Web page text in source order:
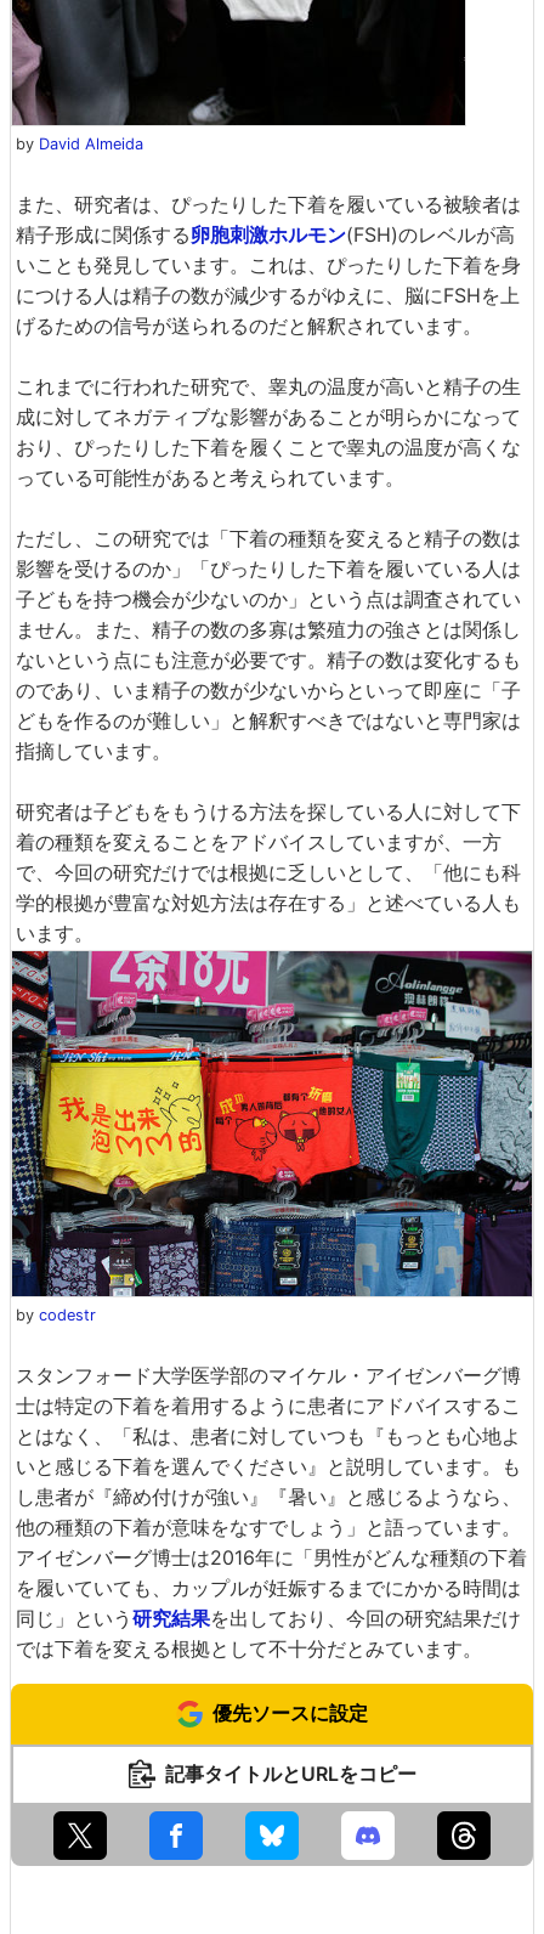
by David Almeida
また、研究者は、ぴったりした下着を履いている被験者は
精子形成に関係する卵胞刺激ホルモン(FSH)のレベルが高
いことも発見しています。これは、ぴったりした下着を身
につける人は精子の数が減少するがゆえに、脳にFSHを上
げるための信号が送られるのだと解釈されています。
これまでに行われた研究で、睾丸の温度が高いと精子の生
成に対してネガティブな影響があることが明らかになって
おり、ぴったりした下着を履くことで睾丸の温度が高くな
っている可能性があると考えられています。
ただし、この研究では「下着の種類を変えると精子の数は
影響を受けるのか」「ぴったりした下着を履いている人は
子どもを持つ機会が少ないのか」という点は調査されてい
ません。また、精子の数の多寡は繁殖力の強さとは関係し
ないという点にも注意が必要です。精子の数は変化するも
のであり、いま精子の数が少ないからといって即座に「子
どもを作るのが難しい」と解釈すべきではないと専門家は
指摘しています。
研究者は子どもをもうける方法を探している人に対して下
着の種類を変えることをアドバイスしていますが、一方
で、今回の研究だけでは根拠に乏しいとして、「他にも科
学的根拠が豊富な対処方法は存在する」と述べている人も
います。
by codestr
スタンフォード大学医学部のマイケル・アイゼンバーグ博
士は特定の下着を着用するように患者にアドバイスするこ
とはなく、「私は、患者に対していつも『もっとも心地よ
いと感じる下着を選んでください』と説明しています。も
し患者が『締め付けが強い』『暑い』と感じるようなら、
他の種類の下着が意味をなすでしょう」と語っています。
アイゼンバーグ博士は2016年に「男性がどんな種類の下着
を履いていても、カップルが妊娠するまでにかかる時間は
同じ」という 研究結果を出しており、今回の研究結果だけ
では下着を変える根拠として不十分だとみています。
優先ソースに設定
記事タイトルとURLをコピー